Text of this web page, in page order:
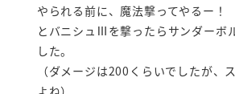
やられる前に、魔法撃ってやるー！
とバニシュⅢを撃ったらサンダーボ
した。
（ダメージは200くらいでしたが、